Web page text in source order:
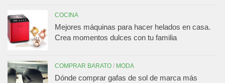
COCINA
Mejores máquinas para hacer helados en casa.
Crea momentos dulces con tu familia
COMPRAR BARATO / MODA
Dónde comprar gafas de sol de marca más